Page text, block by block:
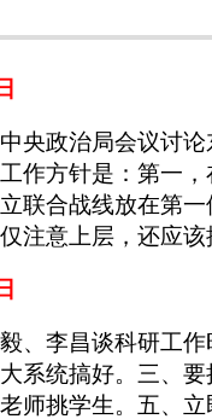
央政治局会议讨
作方针是：第一
联合战线放在第
注意上层，还应
、李昌谈科研工
系统搞好。三、
师挑学生。五、